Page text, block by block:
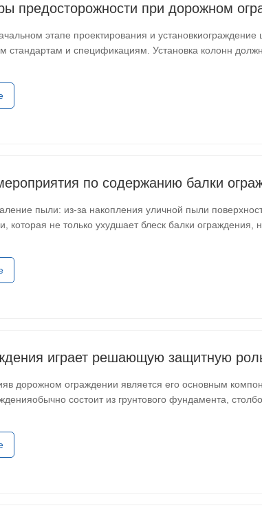
предосторожности при дорожном
этапе проектирования и
стандартам и спецификациям. Установка колонн
по содержанию балки
пыли: из-за накопления уличной пыли
которая не только ухудшает блеск балки ограждения,
играет решающую защитную
дорожном ограждении является его основным
состоит из грунтового фундамента,